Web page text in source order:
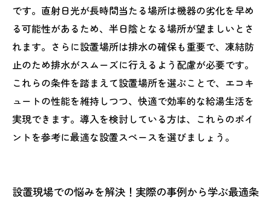
です。直射日光が長時間当たる場所は機器の劣化を早め
る可能性があるため、半日陰となる場所が望ましいとさ
れます。さらに設置場所は排水の確保も重要で、凍結防
止のため排水がスムーズに行えるよう配慮が必要です。
これらの条件を踏まえて設置場所を選ぶことで、エコキ
ュートの性能を維持しつつ、快適で効率的な給湯生活を
実現できます。導入を検討している方は、これらのポイ
ントを参考に最適な設置スペースを選びましょう。
設置現場での悩みを解決！実際の事例から学ぶ最適条